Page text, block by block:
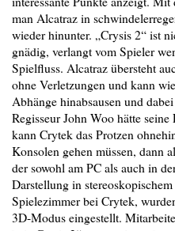
man Alcatraz in
wieder hinunter. „Crysis 2“ ist
gnädig, verlangt vom Spieler
Spielfluss. Alcatraz übersteht
ohne Verletzungen und kann
Abhänge hinabsausen und
Regisseur John Woo hätte seine
kann Crytek das Protzen
Konsolen gehen müssen, dann
der sowohl am PC als auch in
Darstellung in
Spielezimmer bei Crytek,
3D-Modus eingestellt.